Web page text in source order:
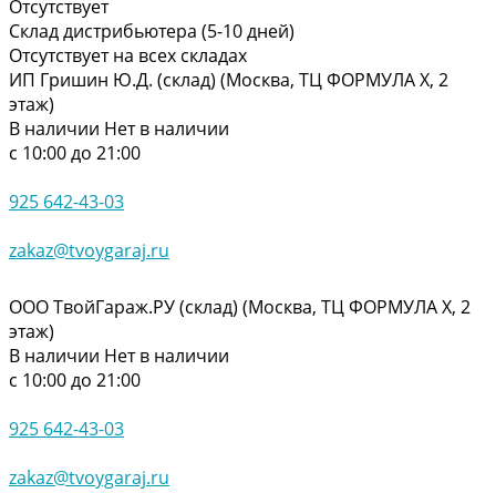
Отсутствует
Склад дистрибьютера (5-10 дней)
Отсутствует на всех складах
ИП Гришин Ю.Д. (склад) (Москва, ТЦ ФОРМУЛА Х, 2
этаж)
В наличии Нет в наличии
с 10:00 до 21:00
925 642-43-03
zakaz@tvoygaraj.ru
ООО ТвойГараж.РУ (склад) (Москва, ТЦ ФОРМУЛА Х, 2
этаж)
В наличии Нет в наличии
с 10:00 до 21:00
925 642-43-03
zakaz@tvoygaraj.ru